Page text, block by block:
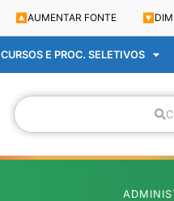
🔼 AUMENTAR FONTE 🔽
E PROC. SELETIVOS